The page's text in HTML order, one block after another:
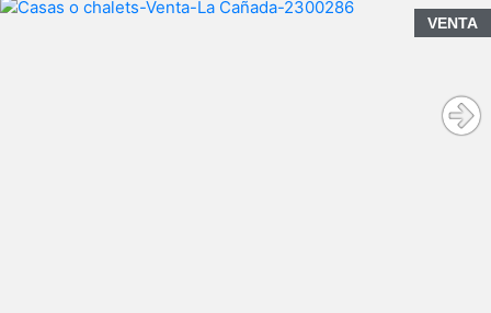
VENTA